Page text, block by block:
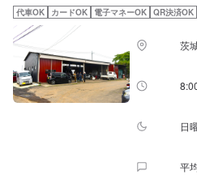
か？✔️夏に向けて快適なお出かけのサポ
工時間など多少変わってきますのでお気
い‼<代車について>自費修理、整備に限り
ます。有償でのレンタル貸出も行ってお
車の燃料代はお客様にご負担いただいて
日：月曜日営業時間：9:00~18:00
代車OK カードOK 電子マネーOK QR決済OK
茨
日
平